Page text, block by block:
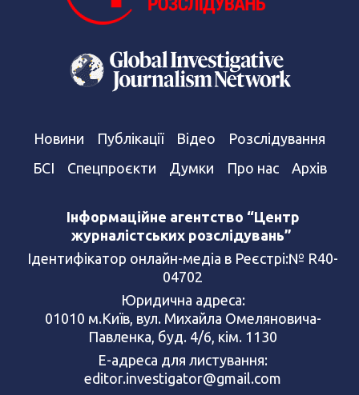
Новини Публікації Відео
Розслідування
БСІ
Спецпроєкти Думки Про нас Архів
Інформаційне агентство “Центр
журналістських розслідувань”
Ідентифікатор онлайн-медіа в Реєстрі:№ R40-
04702
Юридична адреса:
01010 м.Київ, вул. Михайла Омеляновича-
Павленка, буд. 4/6, кім. 1130
Е-адреса для листування:
editor.investigator@gmail.com